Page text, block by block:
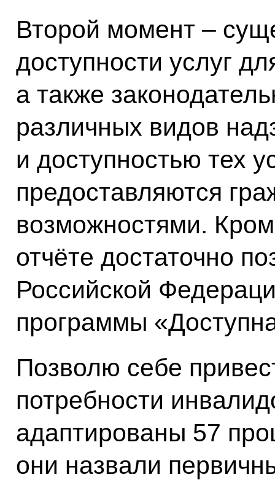
Второй момент –
доступности услуг
а также
различных видов
и доступностью тех
предоставляются
возможностями.
отчёте достаточно
Российской
программы
Позволю себе
потребности
адаптированы 57
они назвали